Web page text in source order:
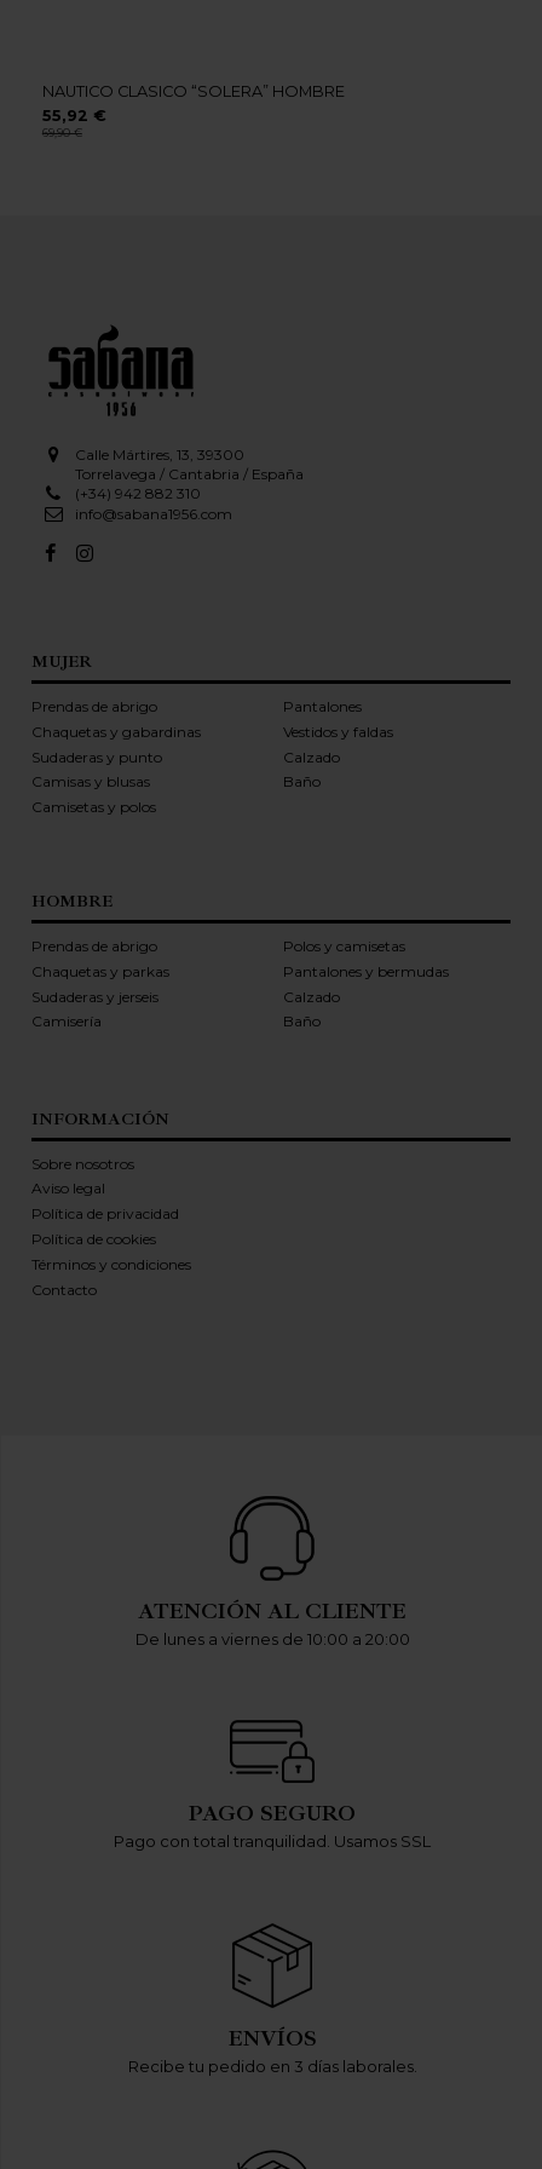
NAUTICO CLASICO “SOLERA” HOMBRE
55,92 €
69,90 €
Calle Mártires, 13, 39300
Torrelavega / Cantabria / España
(+34) 942 882 310
info@sabana1956.com
MUJER
Prendas de abrigo
Chaquetas y gabardinas
Sudaderas y punto
Camisas y blusas
Camisetas y polos
Pantalones
Vestidos y faldas
Calzado
Baño
HOMBRE
Prendas de abrigo
Chaquetas y parkas
Sudaderas y jerseis
Camisería
Polos y camisetas
Pantalones y bermudas
Calzado
Baño
INFORMACIÓN
Sobre nosotros
Aviso legal
Política de privacidad
Política de cookies
Términos y condiciones
Contacto
ATENCIÓN AL CLIENTE
De lunes a viernes de 10:00 a 20:00
PAGO SEGURO
Pago con total tranquilidad. Usamos SSL
ENVÍOS
Recibe tu pedido en 3 días laborales.